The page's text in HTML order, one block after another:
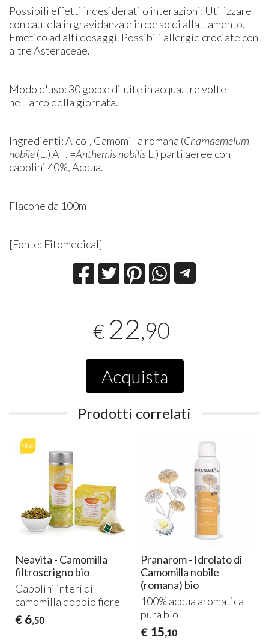
Possibili effetti indesiderati o interazioni: Utilizzare
con cautela in gravidanza e in corso di allattamento.
Emetico ad alti dosaggi. Possibili allergie crociate con
altre Asteraceae.
Modo d'uso: 30 gocce diluite in acqua, tre volte
nell'arco della giornata.
Ingredienti: Alcol, Camomilla romana (Chamaemelum
nobile(L.) All. =Anthemis nobilis L.) parti aeree con
capolini 40%, Acqua.
Flacone da 100ml
[Fonte: Fitomedical]
€ 22,90
Acquista
Prodotti correlati
Neavita - Camomilla
filtroscrigno bio
Capolini interi di
camomilla doppio fiore
€ 6,50
Pranarom - Idrolato di
Camomilla nobile
(romana) bio
100% acqua aromatica
pura bio
€ 15,10